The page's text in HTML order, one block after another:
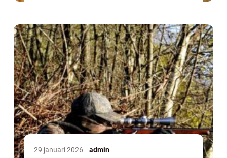
29 januari 2026 admin